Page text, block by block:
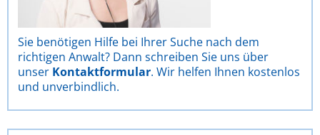
Sie benötigen Hilfe bei Ihrer Suche nach dem
richtigen Anwalt? Dann schreiben Sie uns über
unser Kontaktformular. Wir helfen Ihnen kostenlos
und unverbindlich.